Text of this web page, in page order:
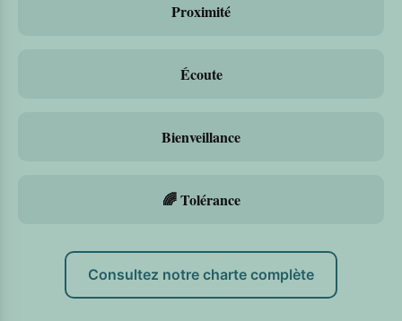
Proximité
Écoute
Bienveillance
🌈 Tolérance
Consultez notre charte complète